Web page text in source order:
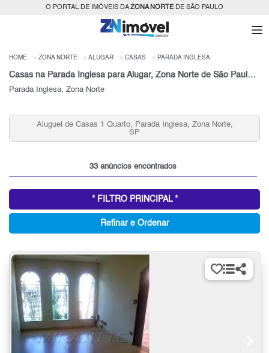
O PORTAL DE IMÓVEIS DAZONA NORTEDE SÃO PAULO
HOME ZONA NORTE ALUGAR CASAS PARADA INGLESA
Casas na Parada Inglesa para Alugar, Zona Norte de São Paulo, SP
Parada Inglesa, Zona Norte
Aluguel de Casas 3 quartos, Parada Inglesa, Zona Norte,
33 anúncios encontrados
* FILTRO PRINCIPAL *
Refinar e Ordenar